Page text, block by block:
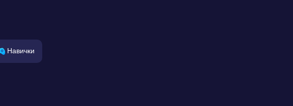
Навички